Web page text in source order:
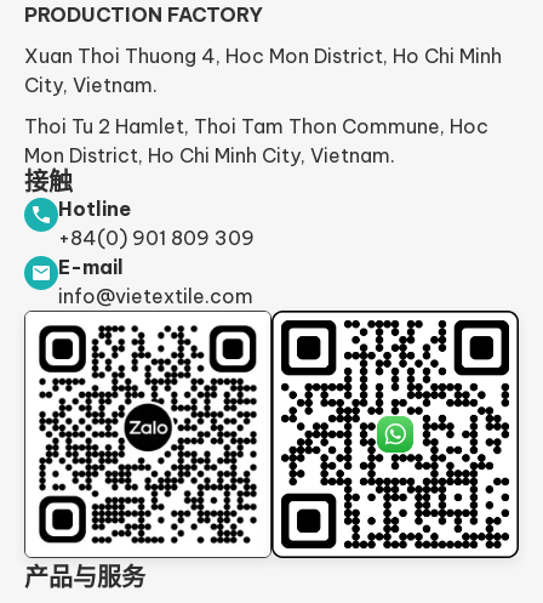
PRODUCTION FACTORY
Xuan Thoi Thuong 4, Hoc Mon District, Ho Chi Minh
City, Vietnam.
Thoi Tu 2 Hamlet, Thoi Tam Thon Commune, Hoc
Mon District, Ho Chi Minh City, Vietnam.
接触
Hotline
+84(0) 901 809 309
E-mail
info@vietextile.com
产品与服务